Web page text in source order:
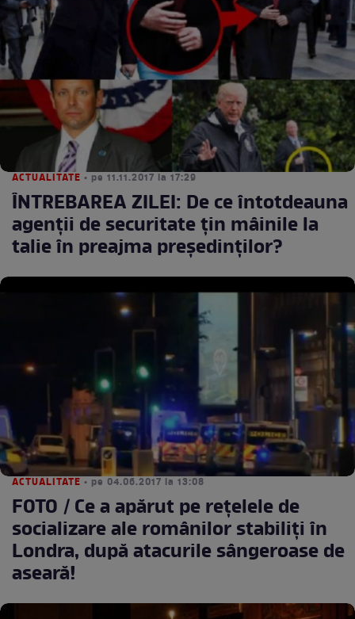
ACTUALITATE • pe 11.11.2017 la 17:29
ÎNTREBAREA ZILEI: De ce întotdeauna
agenții de securitate țin mâinile la
talie în preajma președinților?
ACTUALITATE • pe 04.06.2017 la 13:08
FOTO / Ce a apărut pe rețelele de
socializare ale românilor stabiliți în
Londra, după atacurile sângeroase de
aseară!